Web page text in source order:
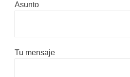
Asunto
Tu mensaje